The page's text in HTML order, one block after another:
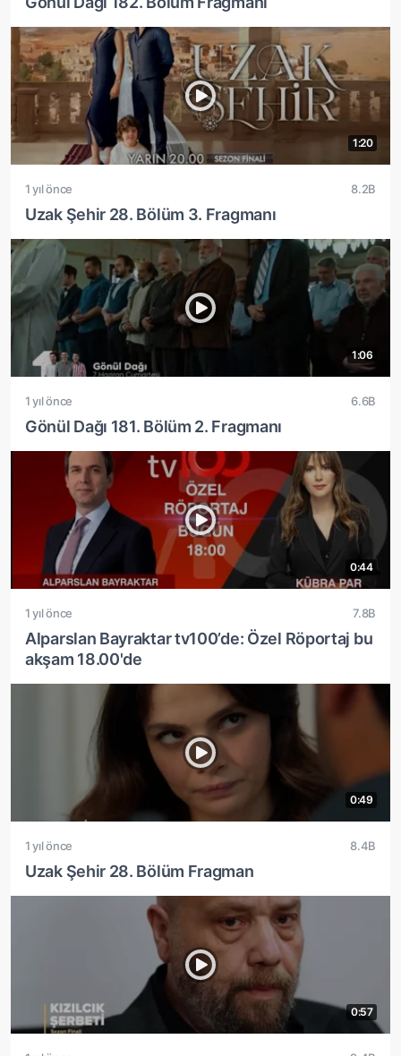
1:20
1 yıl önce 8.2B
Uzak Şehir 28. Bölüm 3. Fragmanı
1:06
1 yıl önce 6.6B
Gönül Dağı 181. Bölüm 2. Fragmanı
0:44
1 yıl önce 7.8B
Alparslan Bayraktar tv100’de: Özel Röportaj bu
akşam 18.00'de
0:49
1 yıl önce 8.4B
Uzak Şehir 28. Bölüm Fragman
0:57